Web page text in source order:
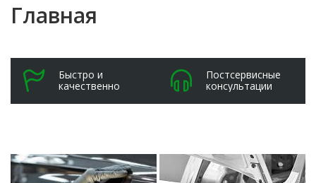
Главная
Быстро и
качественно
Постсервисные
консультации